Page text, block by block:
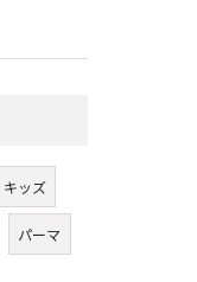
キッズ
パーマ